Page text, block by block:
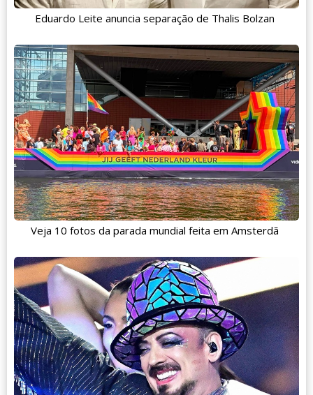
Eduardo Leite anuncia separação de Thalis Bolzan
Veja 10 fotos da parada mundial feita em Amsterdã